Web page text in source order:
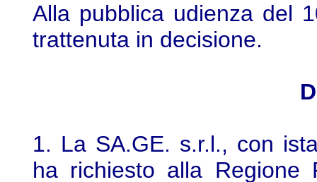
Alla pubblica udienza del
trattenuta in decisione.
1. La SA.GE. s.r.l., con
ha richiesto alla Regione